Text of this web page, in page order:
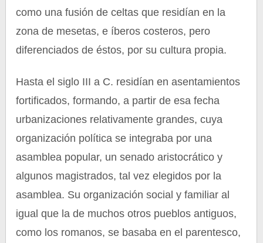
como una fusión de celtas que residían en la
zona de mesetas, e íberos costeros, pero
diferenciados de éstos, por su cultura propia.
Hasta el siglo III a C. residían en asentamientos
fortificados, formando, a partir de esa fecha
urbanizaciones relativamente grandes, cuya
organización política se integraba por una
asamblea popular, un senado aristocrático y
algunos magistrados, tal vez elegidos por la
asamblea. Su organización social y familiar al
igual que la de muchos otros pueblos antiguos,
como los romanos, se basaba en el parentesco,